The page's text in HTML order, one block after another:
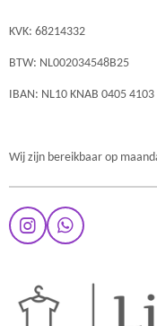
KVK: 68214332
BTW: NL002034548B25
IBAN: NL10 KNAB 0405 4103
Wij zijn bereikbaar op
I
n
a
W
h